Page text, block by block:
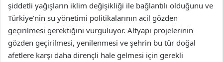
şiddetli yağışların iklim değişikliği ile bağlantılı olduğunu ve
Türkiye’nin su yönetimi politikalarının acil gözden
geçirilmesi gerektiğini vurguluyor. Altyapı projelerinin
gözden geçirilmesi, yenilenmesi ve şehrin bu tür doğal
afetlere karşı daha dirençli hale gelmesi için gerekli